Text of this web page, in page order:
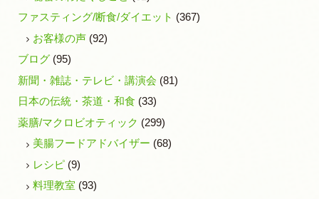
ファスティング/断食/ダイエット (367)
お客様の声 (92)
ブログ(95)
新聞・雑誌・テレビ・講演会 (81)
日本の伝統・茶道・和食 (33)
薬膳/マクロビオティック (299)
美腸フードアドバイザー (68)
レシピ (9)
料理教室 (93)